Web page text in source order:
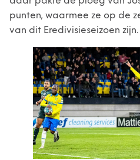
punten, waarmee ze op de
van dit Eredivisieseizoen zijn.